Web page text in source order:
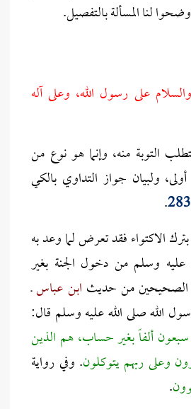
لنا المسألة بالتفصيل.
على رسول الله، وعلى آله
التوبة منه، وإنما هو نوع من
ولبيان جواز التداوي بالكي
.
الاكتواء فقد تعرض لما وعد به
وسلم من دخول الجنة بغير
من حديث ابن عباسـ
الله صلى الله عليه وسلم قال:
ألفاً بغير حساب، هم الذين
وعلى ربهم يتوكلون. وفي رواية
.